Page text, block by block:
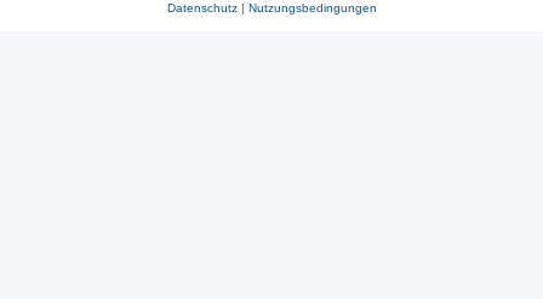
Datenschutz| Nutzungsbedingungen